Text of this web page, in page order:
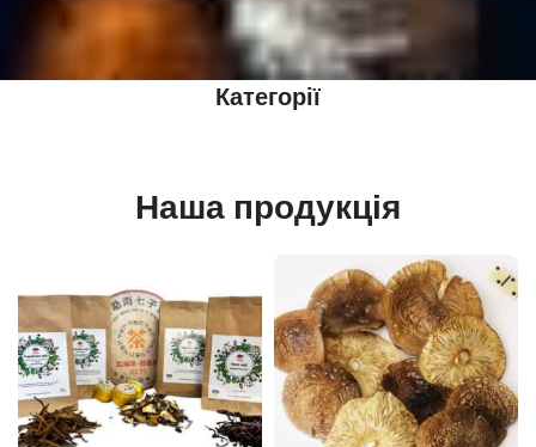
Категорії
Наша продукція